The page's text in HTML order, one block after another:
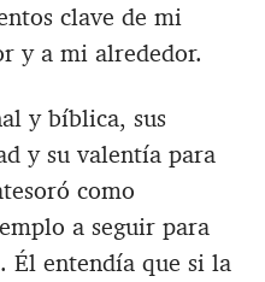
clave de mi
y a mi alrededor.
y bíblica, sus
y su valentía para
como
a seguir para
Él entendía que si la